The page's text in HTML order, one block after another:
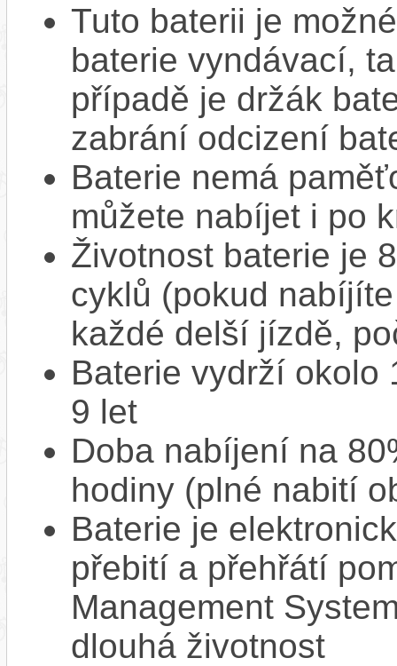
Tuto baterii je
baterie vyndávací,
případě je držák
zabrání odcizení
Baterie nemá
můžete nabíjet i po
Životnost baterie je
cyklů (pokud
každé delší jízdě,
Baterie vydrží okolo
9 let
Doba nabíjení na
hodiny (plné nabití
Baterie je
přebití a přehřátí
Management
dlouhá životnost